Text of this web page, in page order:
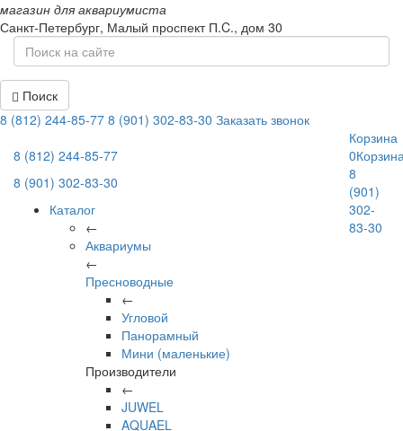
магазин для аквариумиста
Санкт-Петербург, Малый проспект П.C., дом 30
Поиск
8 (812) 244-85-77 8 (901) 302-83-30 Заказать звонок
8 (812) 244-85-77
8 (901) 302-83-30
Каталог
←
Аквариумы
←
Пресноводные
←
Угловой
Панорамный
Мини (маленькие)
Производители
←
JUWEL
AQUAEL
Корзина
0
8
(901)
302-
83-30